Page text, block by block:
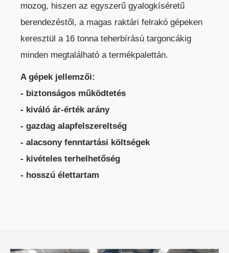
TARGONCA
TARGONCA
mozog, hiszen az egyszerű gyalogkíséretű
berendezéstől, a magas raktári felrakó gépeken
keresztül a 16 tonna teherbírású targoncákig
minden megtalálható a termékpalettán.
A gépek jellemzői:
- biztonságos működtetés
- kiváló ár-érték arány
- gazdag alapfelszereltség
- alacsony fenntartási költségek
- kivételes terhelhetőség
- hosszú élettartam